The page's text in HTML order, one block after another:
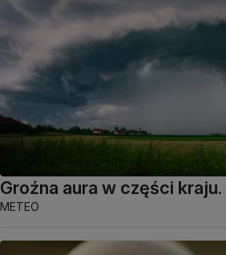
Groźna aura w części
METEO